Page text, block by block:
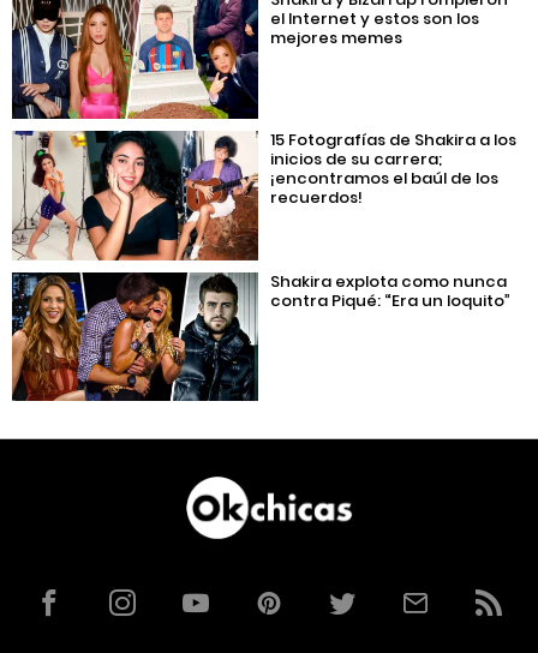
el Internet y estos son los
mejores memes
15 Fotografías de Shakira a los
inicios de su carrera;
¡encontramos el baúl de los
recuerdos!
Shakira explota como nunca
contra Piqué: “Era un loquito”
FacebookInstagramYouTubePinterestTwitterCorreoRSS